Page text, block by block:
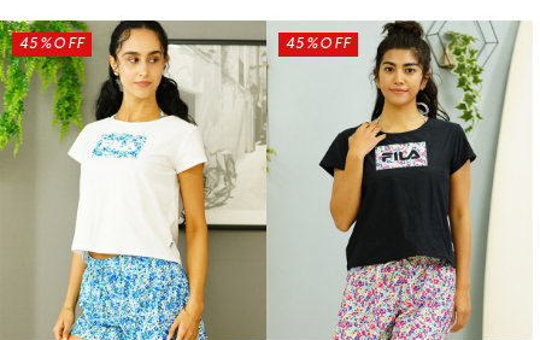
ムラサキスポーツ 公式アプリ
ポイント・クーポンもこのアプリで！
45%OFF 45%OFF